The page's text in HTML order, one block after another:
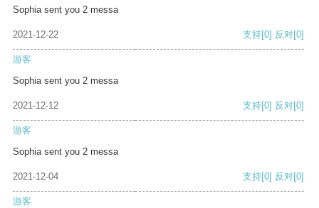
Sophia sent you 2 messa
2021-12-22 支持[0] 反对[0]
游客
Sophia sent you 2 messa
2021-12-12 支持[0] 反对[0]
游客
Sophia sent you 2 messa
2021-12-04 支持[0] 反对[0]
游客